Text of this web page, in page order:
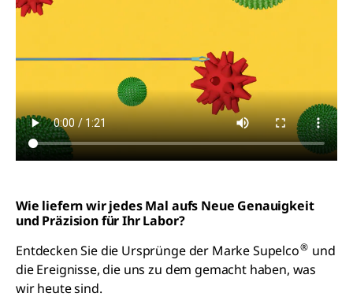
Wie liefern wir jedes Mal aufs Neue Genauigkeit
und Präzision für Ihr Labor?
Entdecken Sie die Ursprünge der Marke Supelco® und
die Ereignisse, die uns zu dem gemacht haben, was
wir heute sind.